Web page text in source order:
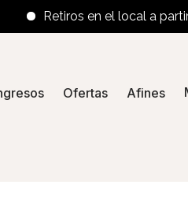
Retiros en el local a partir de
Ofertas Afines